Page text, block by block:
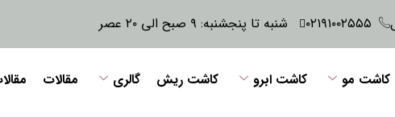
۰۲۱۹۱۰۰۲۵۵۵ شنبه تا پنجشنبه: ۹ صبح الی ۲۰ عصر
کاشت مو کاشت ابرو کاشت ریش گالری مقالات